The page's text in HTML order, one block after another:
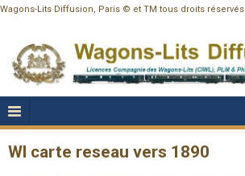
Wagons-Lits Diffusion, Paris © et TM tous droits réservés
Wl carte reseau vers 1890